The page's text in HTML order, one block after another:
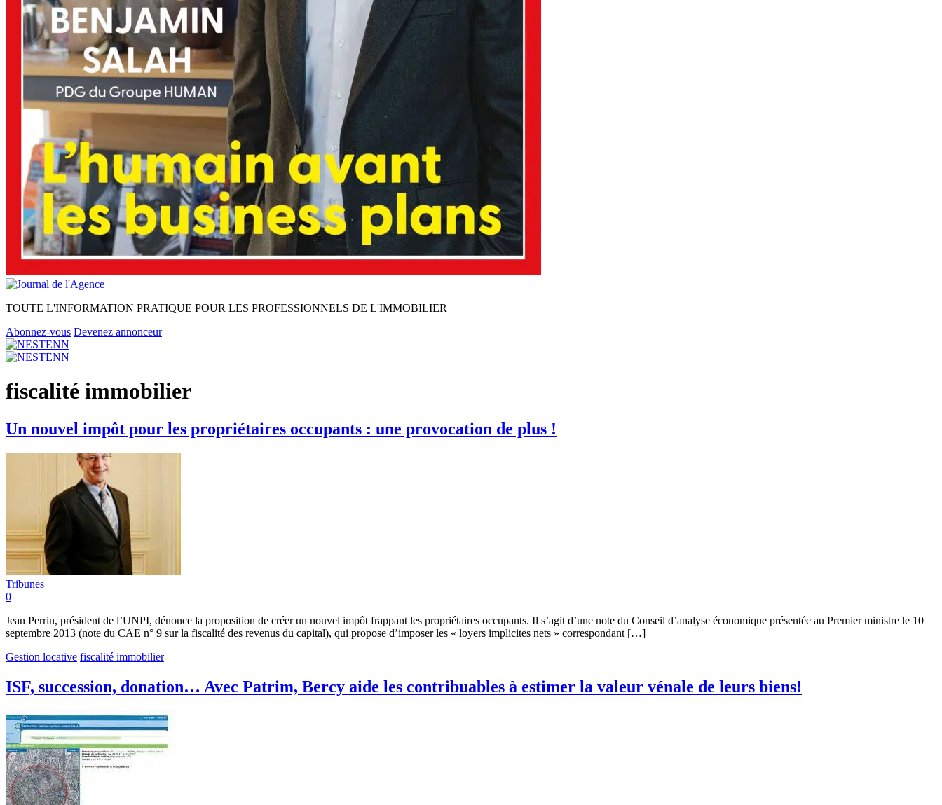
TOUTE L'INFORMATION PRATIQUE POUR LES PROFESSIONNELS DE L'IMMOBILIER
Abonnez-vous Devenez annonceur
fiscalité immobilier
Un nouvel impôt pour les propriétaires occupants : une provocation de plus !
Tribunes
0
Jean Perrin, président de l’UNPI, dénonce la proposition de créer un nouvel impôt frappant les propriétaires occupants. Il s’agit d’une note du Conseil d’analyse économique présentée au Premier ministre le 10
septembre 2013 (note du CAE n° 9 sur la fiscalité des revenus du capital), qui propose d’imposer les « loyers implicites nets » correspondant […]
Gestion locative fiscalité immobilier
ISF, succession, donation… Avec Patrim, Bercy aide les contribuables à estimer la valeur vénale de leurs biens!